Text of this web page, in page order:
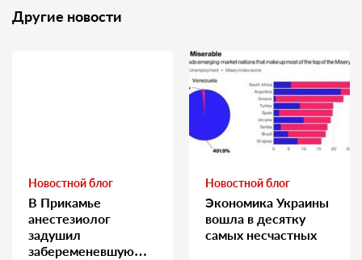
Другие новости
Новостной блог
В Прикамье
анестезиолог
задушил
забеременевшую
Новостной блог
Экономика Украины
вошла в десятку
самых несчастных